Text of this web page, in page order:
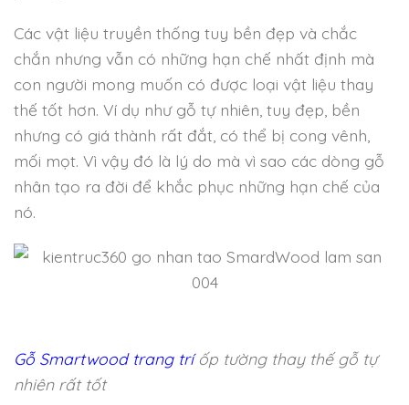
Các vật liệu truyền thống tuy bền đẹp và chắc
chắn nhưng vẫn có những hạn chế nhất định mà
con người mong muốn có được loại vật liệu thay
thế tốt hơn. Ví dụ như gỗ tự nhiên, tuy đẹp, bền
nhưng có giá thành rất đắt, có thể bị cong vênh,
mối mọt. Vì vậy đó là lý do mà vì sao các dòng gỗ
nhân tạo ra đời để khắc phục những hạn chế của
nó.
Gỗ Smartwood trang tríốp tường thay thế gỗ tự
nhiên rất tốt